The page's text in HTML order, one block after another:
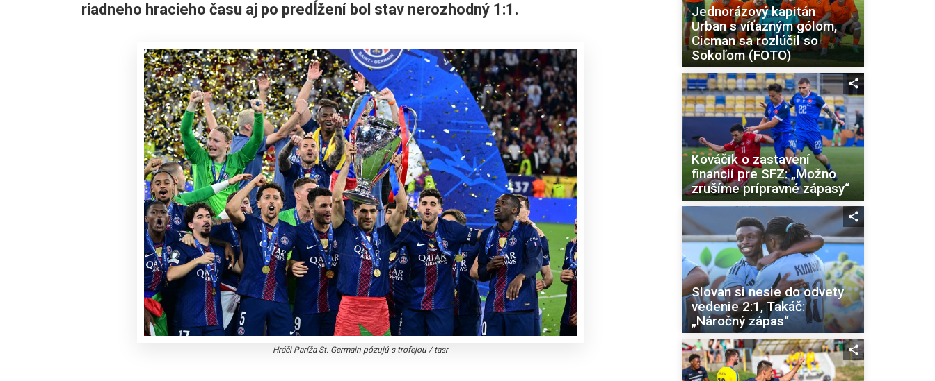
riadneho hracieho času aj po predĺžení bol stav nerozhodný 1:1.
Hráči Paríža St. Germain pózujú s trofejou/tasr
Jednorázový kapitán
Urban s víťazným gólom,
Cicman sa rozlúčil so
Sokoľom (FOTO)
Kováčik o zastavení
financií pre SFZ: „Možno
zrušíme prípravné zápasy“
Slovan si nesie do odvety
vedenie 2:1, Takáč:
„Náročný zápas“